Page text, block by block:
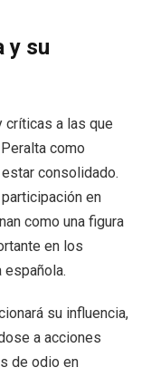
y su
a las que
como
consolidado.
en
como una figura
en los
su influencia,
a acciones
de odio en